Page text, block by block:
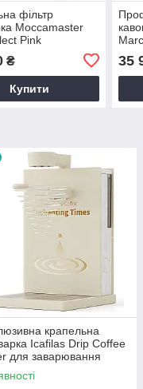
фільтр
Moccamaster
Pink
професійна,
₴
Купити
35
крапельна
Icafilas Drip Coffee
для заварювання
кави, Кавоварка